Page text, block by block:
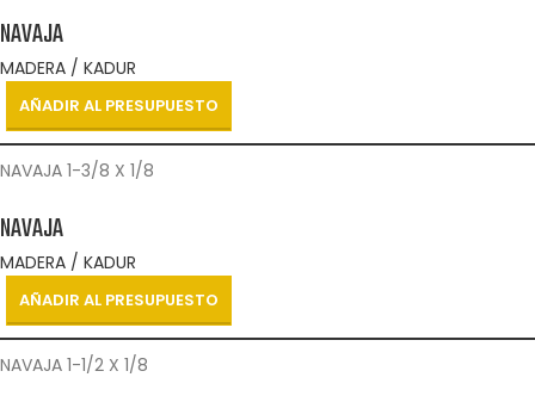
NAVAJA
MADERA / KADUR
AÑADIR AL PRESUPUESTO
NAVAJA 1-3/8 X 1/8
NAVAJA
MADERA / KADUR
AÑADIR AL PRESUPUESTO
NAVAJA 1-1/2 X 1/8